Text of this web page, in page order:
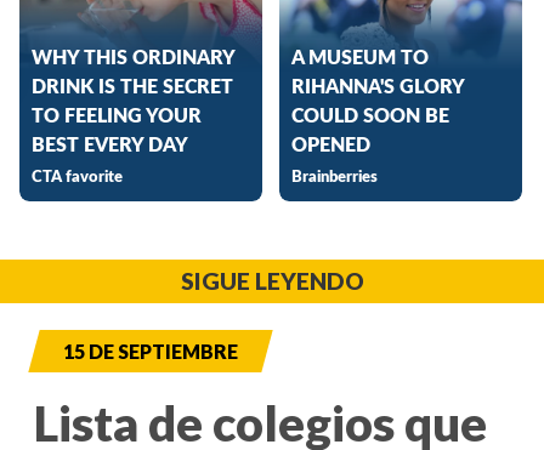
SIGUE LEYENDO
15 DE SEPTIEMBRE
Lista de colegios que